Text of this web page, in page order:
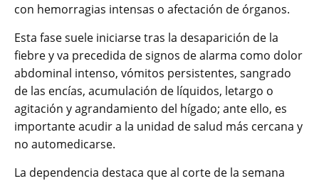
con hemorragias intensas o afectación de órganos.
Esta fase suele iniciarse tras la desaparición de la
fiebre y va precedida de signos de alarma como dolor
abdominal intenso, vómitos persistentes, sangrado
de las encías, acumulación de líquidos, letargo o
agitación y agrandamiento del hígado; ante ello, es
importante acudir a la unidad de salud más cercana y
no automedicarse.
La dependencia destaca que al corte de la semana